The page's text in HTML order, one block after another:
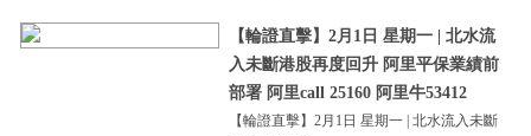
【輪證直擊】2月1日 星期一 | 北水流
入未斷港股再度回升 阿里平保業績前
部署 阿里call 25160 阿里牛53412
【輪證直擊】2月1日 星期一 | 北水流入未斷